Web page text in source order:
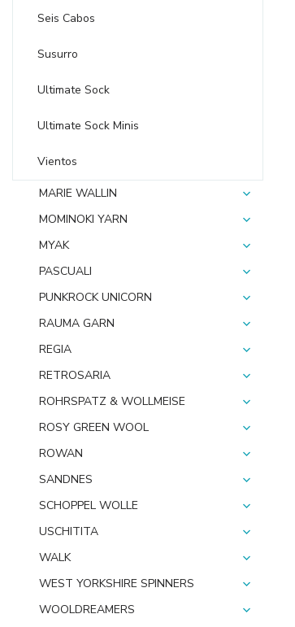
Seis Cabos
Susurro
Ultimate Sock
Ultimate Sock Minis
Vientos
MARIE WALLIN
MOMINOKI YARN
MYAK
PASCUALI
PUNKROCK UNICORN
RAUMA GARN
REGIA
RETROSARIA
ROHRSPATZ & WOLLMEISE
ROSY GREEN WOOL
ROWAN
SANDNES
SCHOPPEL WOLLE
USCHITITA
WALK
WEST YORKSHIRE SPINNERS
WOOLDREAMERS